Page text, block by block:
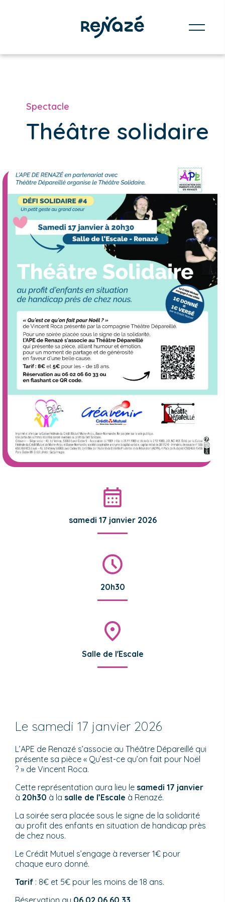
Spectacle
Théâtre solidaire
samedi 17 janvier 2026
20h30
Salle de l'Escale
Le samedi 17 janvier 2026
L’APE de Renazé s’associe au Théâtre Dépareillé qui
présente sa pièce « Qu’est-ce qu’on fait pour Noël
? » de Vincent Roca.
Cette représentation aura lieu le samedi 17 janvier
à 20h30 à la salle de l’Escale à Renazé.
La soirée sera placée sous le signe de la solidarité
au profit des enfants en situation de handicap près
de chez nous.
Le Crédit Mutuel s’engage à reverser 1€ pour
chaque euro donné.
Tarif : 8€ et 5€ pour les moins de 18 ans.